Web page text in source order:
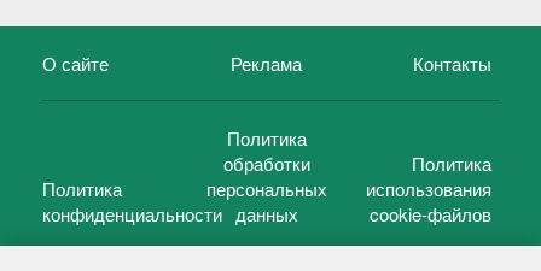
О сайте Реклама Контакты
Политика
конфиденциальности
Политика
обработки
персональных
данных
Политика
использования
cookie-файлов